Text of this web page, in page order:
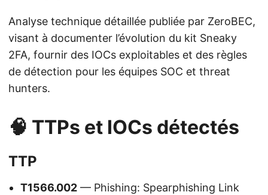
Analyse technique détaillée publiée par ZeroBEC,
visant à documenter l’évolution du kit Sneaky
2FA, fournir des IOCs exploitables et des règles
de détection pour les équipes SOC et threat
hunters.
🧠 TTPs et IOCs détectés
TTP
T1566.002 — Phishing: Spearphishing Link